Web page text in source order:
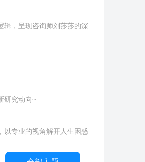
辑，呈现咨询师刘莎莎的深
研究动向~
以专业的视角解开人生困惑